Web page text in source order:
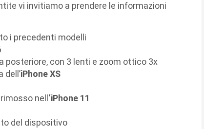
vi invitiamo a prendere le informazioni
i precedenti modelli
posteriore, con 3 lenti e zoom ottico 3x
dell’iPhone XS
nell ‘iPhone 11
del dispositivo